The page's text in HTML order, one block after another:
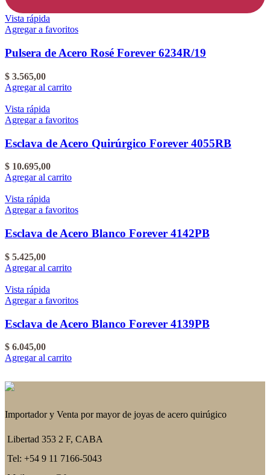
Vista rápida
Agregar a favoritos
Pulsera de Acero Rosé Forever 6234R/19
$ 3.565,00
Agregar al carrito
Vista rápida
Agregar a favoritos
Esclava de Acero Quirúrgico Forever 4055RB
$ 10.695,00
Agregar al carrito
Vista rápida
Agregar a favoritos
Esclava de Acero Blanco Forever 4142PB
$ 5.425,00
Agregar al carrito
Vista rápida
Agregar a favoritos
Esclava de Acero Blanco Forever 4139PB
$ 6.045,00
Agregar al carrito
Importador y Venta por mayor de joyas de acero quirúgico
Libertad 353 2 F, CABA
Tel: +54 9 11 7166-5043